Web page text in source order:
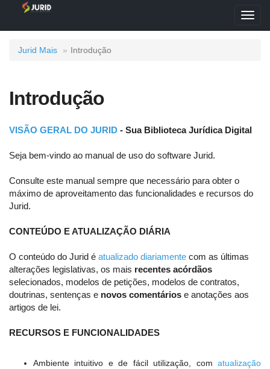
Jurid Mais Introdução
Introdução
VISÃO GERAL DO JURID - Sua Biblioteca Jurídica Digital
Seja bem-vindo ao manual de uso do software Jurid.
Consulte este manual sempre que necessário para obter o
máximo de aproveitamento das funcionalidades e recursos do
Jurid.
CONTEÚDO E ATUALIZAÇÃO DIÁRIA
O conteúdo do Jurid é atualizado diariamente com as últimas
alterações legislativas, os mais recentes acórdãos
selecionados, modelos de petições, modelos de contratos,
doutrinas, sentenças e novos comentários e anotações aos
artigos de lei.
RECURSOS E FUNCIONALIDADES
Ambiente intuitivo e de fácil utilização, com atualização